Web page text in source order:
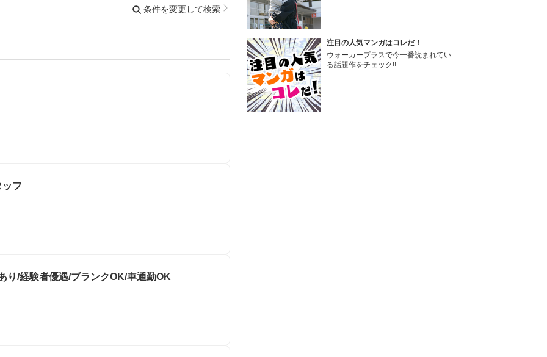
条件を変更して検索
フ
り/経験者優遇/ブランクOK/車通勤OK
注目の人気マンガはコレだ！
ウォーカープラスで今一番読まれてい
る話題作をチェック!!